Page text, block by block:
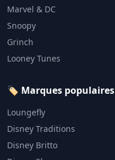
Marvel & DC
Snoopy
Grinch
Looney Tunes
🏷️ Marques populaires
Loungefly
Disney Traditions
Disney Britto